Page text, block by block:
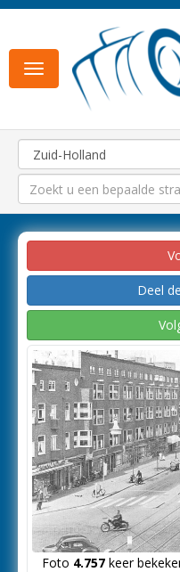
Toggle
navigation
Deel
Foto 4.757keer